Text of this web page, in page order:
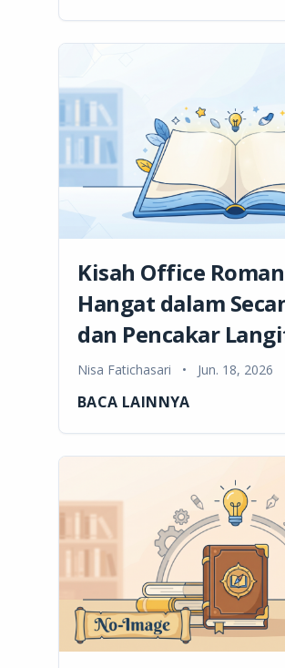
Kisah Office
Hangat dalam
dan Pencakar
Nisa Fatichasari • Jun. 18, 2026
BACA LAINNYA